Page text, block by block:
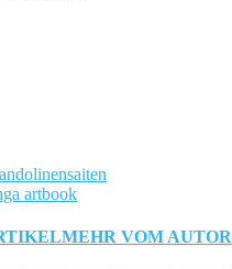
artbook
MEHR VOM AUTOR